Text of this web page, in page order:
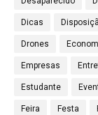
Dicas
Drones
Empresas
Estudante
Feira Festa